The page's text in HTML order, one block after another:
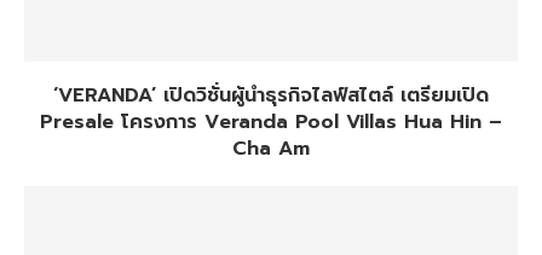
‘VERANDA’ เปิดวิชั่นผู้นำธุรกิจไลฟ์สไตล์ เตรียมเปิด
Presale โครงการ Veranda Pool Villas Hua Hin –
Cha Am